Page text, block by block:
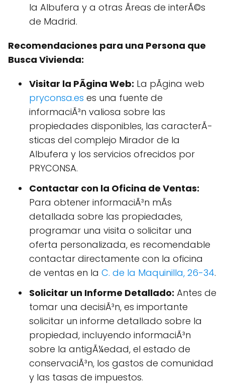
la Albufera y a otras Ãreas de interÃ©s
de Madrid.
Recomendaciones para una Persona que
Busca Vivienda:
Visitar la PÃgina Web: La pÃgina web
pryconsa.es es una fuente de
informaciÃ³n valiosa sobre las
propiedades disponibles, las caracterÃ­
sticas del complejo Mirador de la
Albufera y los servicios ofrecidos por
PRYCONSA.
Contactar con la Oficina de Ventas:
Para obtener informaciÃ³n mÃs
detallada sobre las propiedades,
programar una visita o solicitar una
oferta personalizada, es recomendable
contactar directamente con la oficina
de ventas en la C. de la Maquinilla, 26-34.
Solicitar un Informe Detallado: Antes de
tomar una decisiÃ³n, es importante
solicitar un informe detallado sobre la
propiedad, incluyendo informaciÃ³n
sobre la antigÃ¼edad, el estado de
conservaciÃ³n, los gastos de comunidad
y las tasas de impuestos.